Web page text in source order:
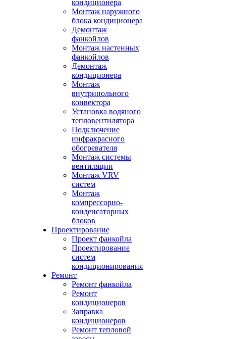
кондиционера
Монтаж наружного
блока кондиционера
Демонтаж
фанкойлов
Монтаж настенных
фанкойлов
Демонтаж
кондиционера
Монтаж
внутрипольного
конвектора
Установка водяного
тепловентилятора
Подключение
инфракрасного
обогревателя
Монтаж системы
вентиляции
Монтаж VRV
систем
Монтаж
компрессорно-
конденсаторных
блоков
Проектирование
Проект фанкойла
Проектирование
систем
кондиционирования
Ремонт
Ремонт фанкойла
Ремонт
кондиционеров
Заправка
кондиционеров
Ремонт тепловой